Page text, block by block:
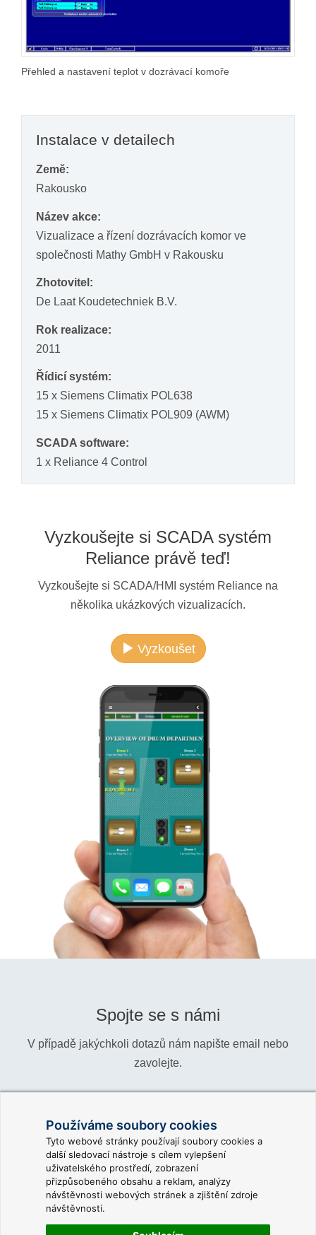
Používáme soubory cookies
Tyto webové stránky používají soubory cookies a
další sledovací nástroje s cílem vylepšení
uživatelského prostředí, zobrazení
přizpůsobeného obsahu a reklam, analýzy
návštěvnosti webových stránek a zjištění zdroje
návštěvnosti.
Přehled a nastavení teplot v dozrávací komoře
Instalace v detailech
Země:
Rakousko
Název akce:
Vizualizace a řízení dozrávacích komor ve
společnosti Mathy GmbH v Rakousku
Zhotovitel:
De Laat Koudetechniek B.V.
Rok realizace:
2011
Řídicí systém:
15 x Siemens Climatix POL638
15 x Siemens Climatix POL909 (AWM)
SCADA software:
1 x Reliance 4 Control
Vyzkoušejte si SCADA systém
Reliance právě teď!
Vyzkoušejte si SCADA/HMI systém Reliance na
několika ukázkových vizualizacích.
Vyzkoušet
Spojte se s námi
V případě jakýchkoli dotazů nám napište email nebo
zavolejte.
Informace:
Obchod:
Podpora:
info@reliance-scada.com
sales@reliance-scada.com
support@reliance-scada.com